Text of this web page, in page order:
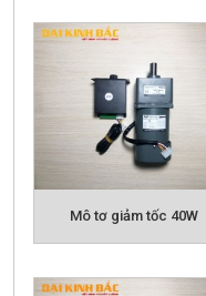
- Mô tơ có tính năng
- Mô tơ chạy tốc độ
độ mà dụng tụ khởi
- Động cơ hộp số có
- Mô tơ có phanh từ
hộp số có tai, hộp số
Mô tơ giảm tốc 40W